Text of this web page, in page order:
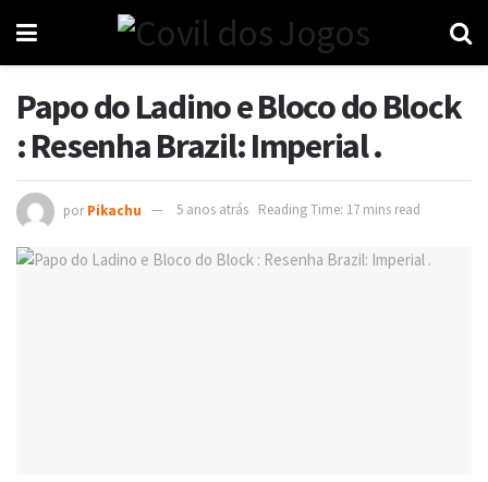
Papo do Ladino e Bloco do Block
: Resenha Brazil: Imperial .
por Pikachu 5 anos atrás Reading Time: 17 mins read